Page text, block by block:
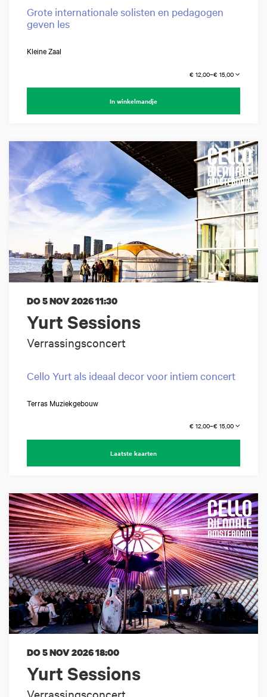
Grote internationale solisten en pedagogen
geven les
Kleine Zaal
€ 12,00–€ 15,00
In winkelmandje
Yurt Sessions
Verrassingsconcert
DO 5 NOV 202611:30
Cello Yurt als ideaal decor voor intiem concert
Terras Muziekgebouw
€ 12,00–€ 15,00
Laatste kaarten
Yurt Sessions
Verrassingsconcert
DO 5 NOV 202618:00